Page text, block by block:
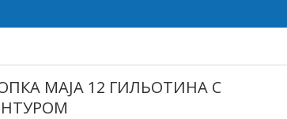
MAJA 12 ГИЛЬОТИНА С